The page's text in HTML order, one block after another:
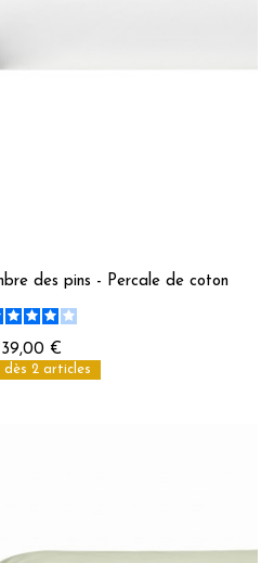
des pins - Percale de coton
39,00 €
dès 2 articles